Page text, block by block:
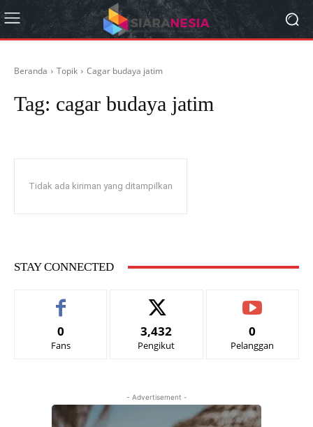
Beranda Topik Cagar budaya jatim
Tag: cagar budaya jatim
Tidak ada kiriman yang ditampilkan
STAY CONNECTED
0
Fans
3,432
Pengikut
0
Pelanggan
- Advertisement -